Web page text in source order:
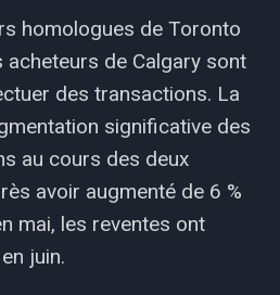
homologues de Toronto
acheteurs de Calgary sont
des transactions. La
significative des
au cours des deux
avoir augmenté de 6 %
mai, les reventes ont
juin.